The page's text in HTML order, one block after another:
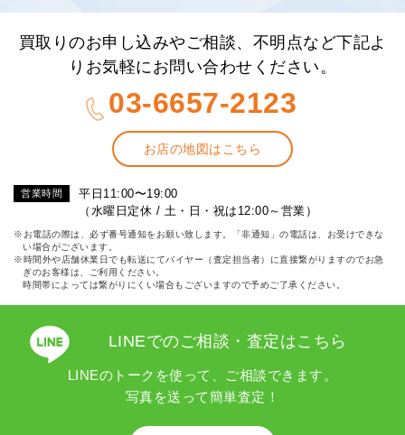
買取りのお申し込みやご相談、不明点など下記よ
りお気軽にお問い合わせください。
03-6657-2123
お店の地図はこちら
営業時間
平日11:00〜19:00
（水曜日定休 / 土・日・祝は12:00～営業）
※お電話の際は、必ず番号通知をお願い致します。「非通知」の電話は、お受けできな
い場合がございます。
※時間外や店舗休業日でも転送にてバイヤー（査定担当者）に直接繋がりますのでお急
ぎのお客様は、ご利用ください。
時間帯によっては繋がりにくい場合もございますので予めご了承ください。
LINEでのご相談・査定はこちら
LINEのトークを使って、ご相談できます。
写真を送って簡単査定！